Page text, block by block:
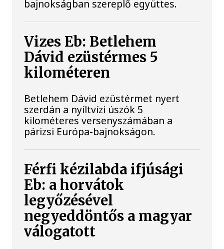
bajnokságban szereplő együttes.
Vizes Eb: Betlehem
Dávid ezüstérmes 5
kilométeren
Betlehem Dávid ezüstérmet nyert
szerdán a nyíltvízi úszók 5
kilométeres versenyszámában a
párizsi Európa-bajnokságon.
Férfi kézilabda ifjúsági
Eb: a horvátok
legyőzésével
negyeddöntős a magyar
válogatott